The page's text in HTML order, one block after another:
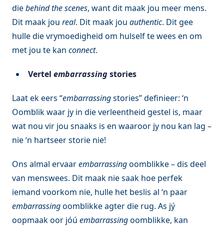
diebehind the scenes, want dit maak jou meer mens.
Dit maak jou real. Dit maak jou authentic. Dit gee
hulle die vrymoedigheid om hulself te wees en om
met jou te kan connect.
Vertel embarrassingstories
Laat ek eers “embarrassingstories” definieer: ‘n
Oomblik waar jy in die verleentheid gestel is, maar
wat nou vir jou snaaks is en waaroor jy nou kan lag –
nie ‘n hartseer storie nie!
Ons almal ervaarembarrassingoomblikke – dis deel
van menswees. Dit maak nie saak hoe perfek
iemand voorkom nie, hulle het beslis al ‘n paar
embarrassingoomblikke agter die rug. As jý
oopmaak oor jóú embarrassingoomblikke, kan